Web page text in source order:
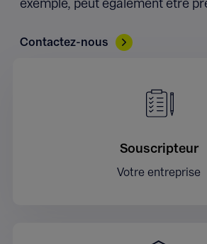
Contactez-nous
Souscripteur
Votre entreprise